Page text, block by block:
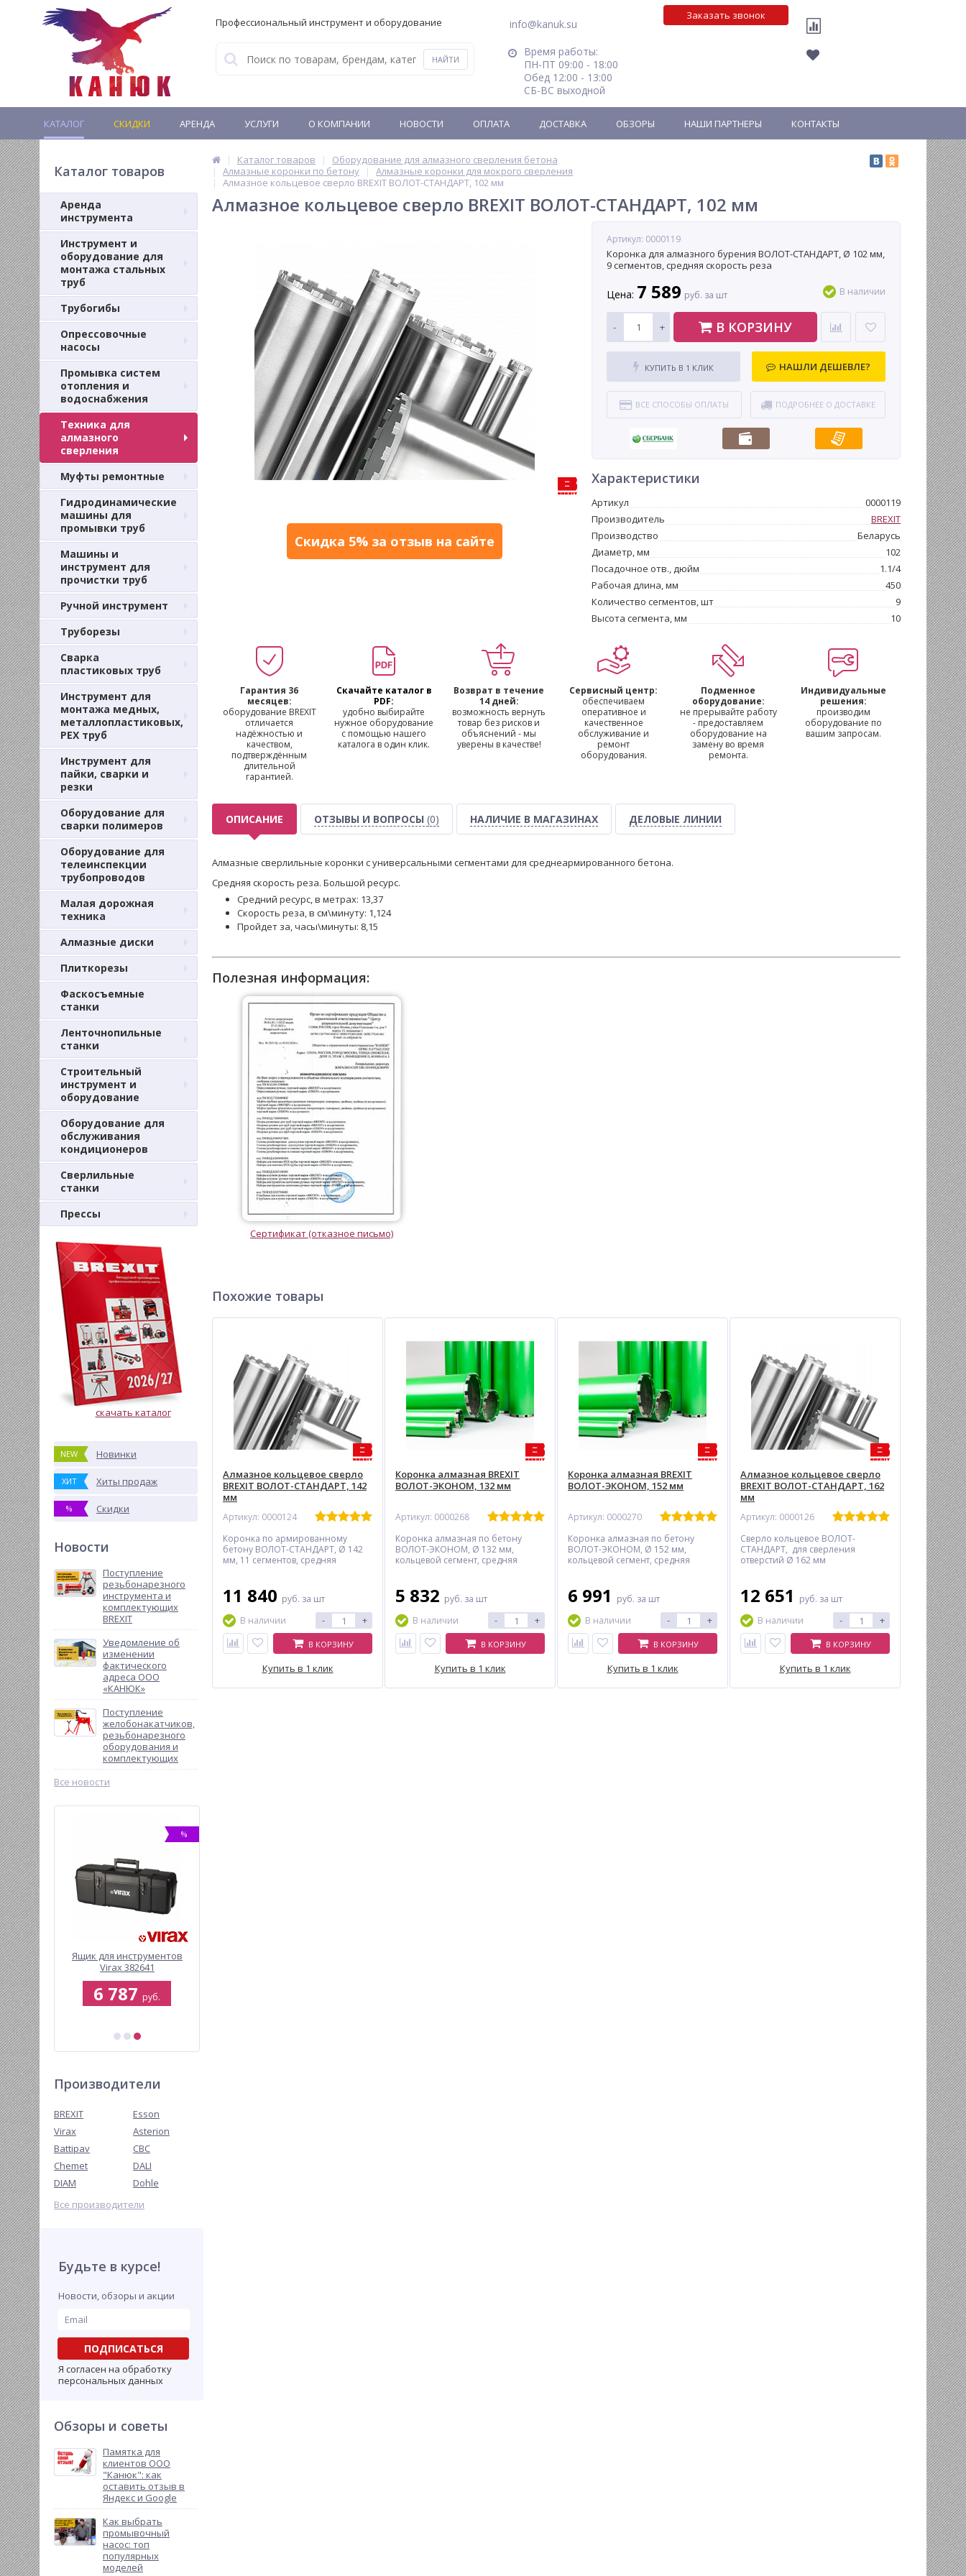
Профессиональный инструмент и оборудование
info@kanuk.su
Время работы:
ПН-ПТ 09:00 - 18:00
Обед 12:00 - 13:00
СБ-ВС выходной
Заказать звонок
КАТАЛОГ СКИДКИ АРЕНДА УСЛУГИ О КОМПАНИИ НОВОСТИ ОПЛАТА ДОСТАВКА ОБЗОРЫ НАШИ ПАРТНЕРЫ КОНТАКТЫ
Каталог товаров
Аренда
инструмента
Инструмент и
оборудование для
монтажа стальных
труб
Трубогибы
Опрессовочные
насосы
Промывка систем
отопления и
водоснабжения
Техника для
алмазного
сверления
Муфты ремонтные
Гидродинамические
машины для
промывки труб
Машины и
инструмент для
прочистки труб
Ручной инструмент
Труборезы
Сварка
пластиковых труб
Инструмент для
монтажа медных,
металлопластиковых,
PEX труб
Инструмент для
пайки, сварки и
резки
Оборудование для
сварки полимеров
Оборудование для
телеинспекции
трубопроводов
Малая дорожная
техника
Алмазные диски
Плиткорезы
Фаскосъемные
станки
Ленточнопильные
станки
Строительный
инструмент и
оборудование
Оборудование для
обслуживания
кондиционеров
Сверлильные
станки
Прессы
скачать каталог
NEW Новинки
ХИТ Хиты продаж
% Скидки
Новости
Поступление
резьбонарезного
инструмента и
комплектующих
BREXIT
Уведомление об
изменении
фактического
адреса ООО
«КАНЮК»
Поступление
желобонакатчиков,
резьбонарезного
оборудования и
комплектующих
Все новости
%
Virax
%
Ящик для инструментов
Virax 382641
6 787 руб.
Производители
BREXIT
Esson
Virax
Asterion
Battipav
CBC
Chemet
DALI
DIAM
Dohle
Все производители
Будьте в курсе!
Новости, обзоры и акции
ПОДПИСАТЬСЯ
Я согласен на обработку
персональных данных
Обзоры и советы
Памятка для
клиентов ООО
"Канюк": как
оставить отзыв в
Яндекс и Google
Как выбрать
промывочный
насос: топ
популярных
моделей
Каталог товаров
Оборудование для алмазного сверления бетона
Алмазные коронки по бетону
Алмазные коронки для мокрого сверления
Алмазное кольцевое сверло BREXIT ВОЛОТ-СТАНДАРТ, 102 мм
Алмазное кольцевое сверло BREXIT ВОЛОТ-СТАНДАРТ, 102 мм
Скидка 5% за отзыв на сайте
Артикул: 0000119
Коронка для алмазного бурения ВОЛОТ-СТАНДАРТ, Ø 102 мм,
9 сегментов, средняя скорость реза
Цена: 7 589 руб. за шт В наличии
- + В КОРЗИНУ
КУПИТЬ В 1 КЛИК НАШЛИ ДЕШЕВЛЕ?
ВСЕ СПОСОБЫ ОПЛАТЫ ПОДРОБНЕЕ О ДОСТАВКЕ
Характеристики
Артикул
0000119
Производитель
BREXIT
Производство
Беларусь
Диаметр, мм
102
Посадочное отв., дюйм
1.1/4
Рабочая длина, мм
450
Количество сегментов, шт
9
Высота сегмента, мм
10
Гарантия 36
месяцев:
оборудование BREXIT
отличается
надёжностью и
качеством,
подтверждённым
длительной
гарантией.
Скачайте каталог в
PDF:
удобно выбирайте
нужное оборудование
с помощью нашего
каталога в один клик.
Возврат в течение
14 дней:
возможность вернуть
товар без рисков и
объяснений - мы
уверены в качестве!
Сервисный центр:
обеспечиваем
оперативное и
качественное
обслуживание и
ремонт
оборудования.
Подменное
оборудование:
не прерывайте работу
- предоставляем
оборудование на
замену во время
ремонта.
Индивидуальные
решения:
производим
оборудование по
вашим запросам.
ОПИСАНИЕ ОТЗЫВЫ И ВОПРОСЫ (0) НАЛИЧИЕ В МАГАЗИНАХ ДЕЛОВЫЕ ЛИНИИ
Алмазные сверлильные коронки с универсальными сегментами для среднеармированного бетона.
Средняя скорость реза. Большой ресурс.
Средний ресурс, в метрах: 13,37
Скорость реза, в см\минуту: 1,124
Пройдет за, часы\минуты: 8,15
Полезная информация:
Сертификат (отказное письмо)
Похожие товары
Алмазное кольцевое сверло
BREXIT ВОЛОТ-СТАНДАРТ, 142
мм
Артикул: 0000124
Коронка по армированному
бетону ВОЛОТ-СТАНДАРТ, Ø 142
мм, 11 сегментов, средняя
11 840 руб. за шт
В наличии
- +
В КОРЗИНУ
Купить в 1 клик
Коронка алмазная BREXIT
ВОЛОТ-ЭКОНОМ, 132 мм
Артикул: 0000268
Коронка алмазная по бетону
ВОЛОТ-ЭКОНОМ, Ø 132 мм,
кольцевой сегмент, средняя
5 832 руб. за шт
В наличии
- +
В КОРЗИНУ
Купить в 1 клик
Коронка алмазная BREXIT
ВОЛОТ-ЭКОНОМ, 152 мм
Артикул: 0000270
Коронка алмазная по бетону
ВОЛОТ-ЭКОНОМ, Ø 152 мм,
кольцевой сегмент, средняя
6 991 руб. за шт
В наличии
- +
В КОРЗИНУ
Купить в 1 клик
Алмазное кольцевое сверло
BREXIT ВОЛОТ-СТАНДАРТ, 162
мм
Артикул: 0000126
Сверло кольцевое ВОЛОТ-
СТАНДАРТ, для сверления
отверстий Ø 162 мм
12 651 руб. за шт
В наличии
- +
В КОРЗИНУ
Купить в 1 клик